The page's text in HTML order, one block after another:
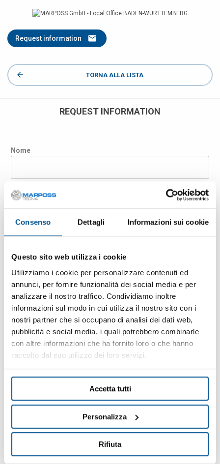
Consenso Dettagli Informazioni sui cookie
Questo sito web utilizza i cookie
Utilizziamo i cookie per personalizzare contenuti ed
annunci, per fornire funzionalità dei social media e per
analizzare il nostro traffico. Condividiamo inoltre
informazioni sul modo in cui utilizza il nostro sito con i
nostri partner che si occupano di analisi dei dati web,
pubblicità e social media, i quali potrebbero combinarle
con altre informazioni che ha fornito loro o che hanno
raccolto dal suo utilizzo dei loro servizi.
Accetta tutti
Personalizza
Rifiuta
Request information
TORNA ALLA LISTA
REQUEST INFORMATION
Nome
Cognome
Azienda
E-mail
CAP